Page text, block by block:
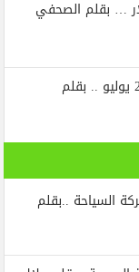
١٠٠ مليار دولار … بقلم الصحفي
الصفحات المجهولة من ثورة 23 يوليو .. بقلم
السياحة ..بقلم